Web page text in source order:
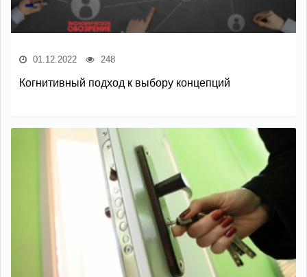
01.12.2022 248
Когнитивный подход к выбору концепций